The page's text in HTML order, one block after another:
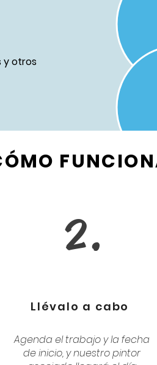
y otros
2.
Llévalo a cabo
Agenda el trabajo y la fecha
de inicio, y nuestro pintor